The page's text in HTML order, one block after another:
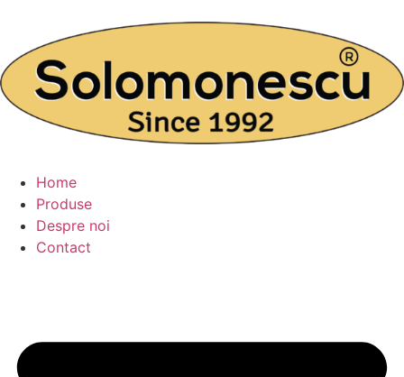
Home
Produse
Despre noi
Contact